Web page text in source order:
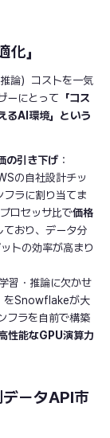
」
論）コストを一気
ーにとって 「コス
るAI環境」という
の引き下げ ：
の自社設計チッ
フラに割り当てま
ロセッサ比で価格
ており、データ分
トの効率が高まり
習・推論に欠かせ
をSnowflakeが大
フラを自前で構築
性能なGPU演算力
ータAPI市